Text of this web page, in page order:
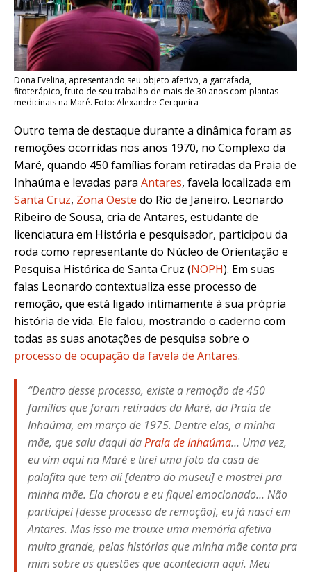
Dona Evelina, apresentando seu objeto afetivo, a garrafada,
fitoterápico, fruto de seu trabalho de mais de 30 anos com plantas
medicinais na Maré. Foto: Alexandre Cerqueira
Outro tema de destaque durante a dinâmica foram as
remoções ocorridas nos anos 1970, no Complexo da
Maré, quando 450 famílias foram retiradas da Praia de
Inhaúma e levadas para Antares, favela localizada em
Santa Cruz, Zona Oeste do Rio de Janeiro. Leonardo
Ribeiro de Sousa, cria de Antares, estudante de
licenciatura em História e pesquisador, participou da
roda como representante do Núcleo de Orientação e
Pesquisa Histórica de Santa Cruz (NOPH). Em suas
falas Leonardo contextualiza esse processo de
remoção, que está ligado intimamente à sua própria
história de vida. Ele falou, mostrando o caderno com
todas as suas anotações de pesquisa sobre o
processo de ocupação da favela de Antares.
“Dentro desse processo, existe a remoção de 450
famílias que foram retiradas da Maré, da Praia de
Inhaúma, em março de 1975. Dentre elas, a minha
mãe, que saiu daqui daPraia de Inhaúma… Uma vez,
eu vim aqui na Maré e tirei uma foto da casa de
palafita que tem ali [dentro do museu] e mostrei pra
minha mãe. Ela chorou e eu fiquei emocionado… Não
participei [desse processo de remoção], eu já nasci em
Antares. Mas isso me trouxe uma memória afetiva
muito grande, pelas histórias que minha mãe conta pra
mim sobre as questões que aconteciam aqui. Meu